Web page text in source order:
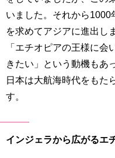
いました。それから
を求めてアジアに進出し
「エチオピアの王様に
きたい」という動機もあ
日本は大航海時代をもた
す。
インジェラから広がるエ